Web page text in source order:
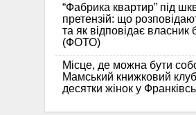
“Фабрика квартир” під
претензій: що
та як відповідає власник
(ФОТО)
Місце, де можна бути
Мамський книжковий
десятки жінок у